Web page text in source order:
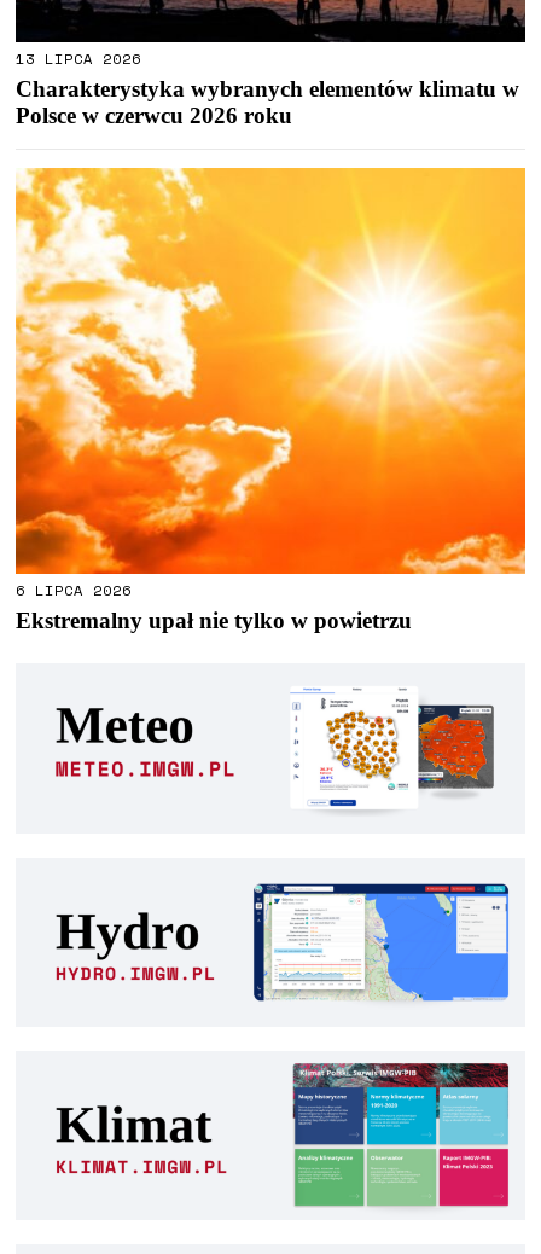
13 LIPCA 2026
Charakterystyka wybranych elementów klimatu w
Polsce w czerwcu 2026 roku
6 LIPCA 2026
Ekstremalny upał nie tylko w powietrzu